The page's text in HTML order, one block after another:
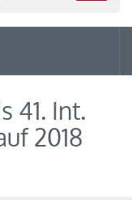
41. Int.
2018